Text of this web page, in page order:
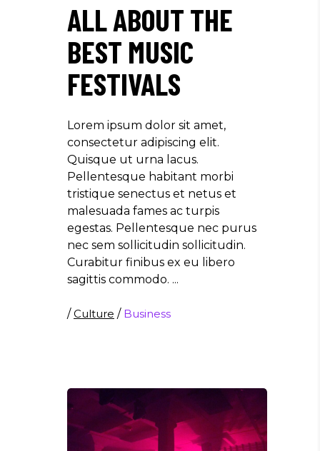
ALL ABOUT THE
BEST MUSIC
FESTIVALS
Lorem ipsum dolor sit amet,
consectetur adipiscing elit.
Quisque ut urna lacus.
Pellentesque habitant morbi
tristique senectus et netus et
malesuada fames ac turpis
egestas. Pellentesque nec purus
nec sem sollicitudin sollicitudin.
Curabitur finibus ex eu libero
sagittis commodo.
/Culture / Business